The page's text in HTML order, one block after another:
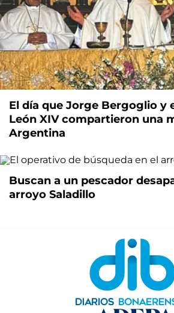
El día que Jorge Bergoglio y
León XIV compartieron una
Argentina
Buscan a un pescador
arroyo Saladillo